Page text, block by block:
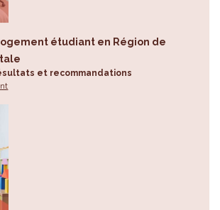
étudiant en Région de
et recommandations